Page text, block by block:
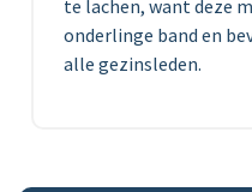
te lachen, want deze
onderlinge band en
alle gezinsleden.